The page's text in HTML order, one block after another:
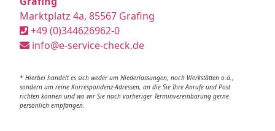
Marktplatz 4a, 85567 Grafing
+49 (0)344626962-0
info@e-service-check.de
* Hierbei handelt es sich weder um Niederlassungen, noch Werkstätten o.ä.,
sondern um reine Korrespondenz-Adressen, an die Sie Ihre Anrufe und Post
richten können und wo wir Sie nach vorheriger Terminvereinbarung gerne
persönlich empfangen.